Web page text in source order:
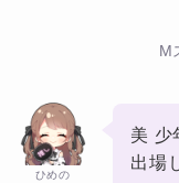
M
ひめの
美 少
出場